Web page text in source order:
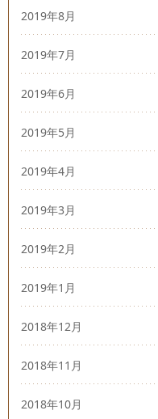
2019年8月
2019年7月
2019年6月
2019年5月
2019年4月
2019年3月
2019年2月
2019年1月
2018年12月
2018年11月
2018年10月